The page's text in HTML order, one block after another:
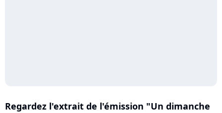
Regardez l'extrait de l'émission "Un dimanche